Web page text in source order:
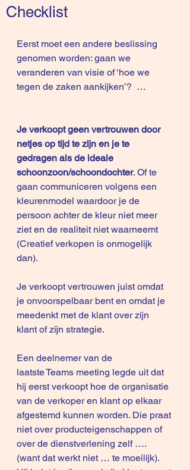
Checklist
Eerst moet een andere beslissing
genomen worden: gaan we
veranderen van visie of ‘hoe we
tegen de zaken aankijken’?  …
Je verkoopt geen vertrouwen door
netjes op tijd te zijn en je te
gedragen als de ideale
schoonzoon/schoondochter. Of te
gaan communiceren volgens een
kleurenmodel waardoor je de
persoon achter de kleur niet meer
ziet en de realiteit niet waarneemt
(Creatief verkopen is onmogelijk
dan).
Je verkoopt vertrouwen juist omdat
je onvoorspelbaar bent en omdat je
meedenkt met de klant over zijn
klant of zijn strategie.
Een deelnemer van de
laatste Teams meeting legde uit dat
hij eerst verkoopt hoe de organisatie
van de verkoper en klant op elkaar
afgestemd kunnen worden. Die praat
niet over producteigenschappen of
over de dienstverlening zelf ….
(want dat werkt niet … te moeilijk).